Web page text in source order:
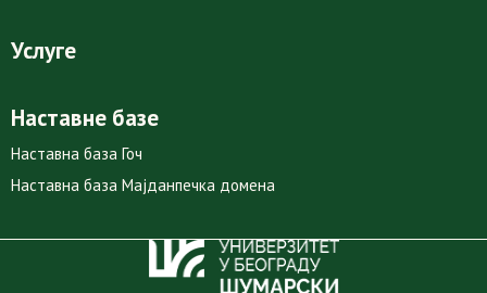
Услуге
Наставне базе
Наставна база Гоч
Наставна база Мајданпечка домена